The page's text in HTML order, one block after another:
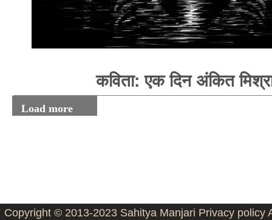
कविता: एक दिन अंकित
Load more
Copyright © 2013-2023 Sahitya Manjari Privacy policy